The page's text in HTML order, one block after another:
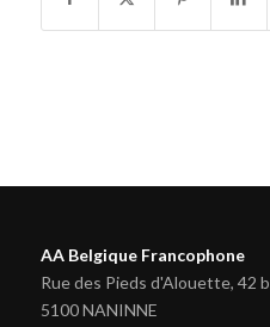
AA Belgique Francophone
Rue des Pieds d'Alouette, 42 b
5100 NANINNE